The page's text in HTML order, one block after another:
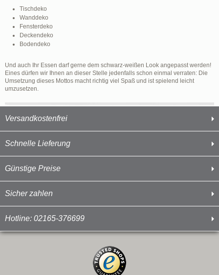
Versandkostenfrei
Schnelle Lieferung
Günstige Preise
Sicher zahlen
Hotline: 02165-376699
Tischdeko
Wanddeko
Fensterdeko
Deckendeko
Bodendeko
Und auch Ihr Essen darf gerne dem schwarz-weißen Look angepasst werden!
Eines dürfen wir Ihnen an dieser Stelle jedenfalls schon einmal verraten: Die
Umsetzung dieses Mottos macht richtig viel Spaß und ist spielend leicht
umzusetzen.